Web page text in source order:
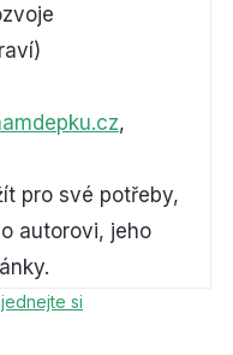
,
pro své potřeby,
autorovi, jeho
si